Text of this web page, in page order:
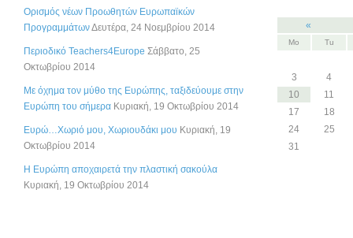
Ορισμός νέων Προωθητών Ευρωπαϊκών
ΠρογραμμάτωνΔευτέρα, 24 Νοεμβρίου 2014
Περιοδικό Teachers4Europe Σάββατο, 25
Οκτωβρίου 2014
Με όχημα τον μύθο της Ευρώπης, ταξιδεύουμε στην
Ευρώπη του σήμερα Κυριακή, 19 Οκτωβρίου 2014
Ευρώ…Χωριό μου, Χωριουδάκι μου Κυριακή, 19
Οκτωβρίου 2014
Η Ευρώπη αποχαιρετά την πλαστική σακούλα
Κυριακή, 19 Οκτωβρίου 2014
«
Mo Tu
3
4
10
11
17
18
24
25
31